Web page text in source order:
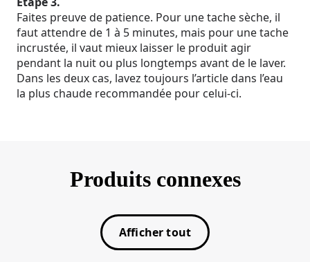
Faites preuve de patience. Pour une tache sèche, il
faut attendre de 1 à 5 minutes, mais pour une tache
incrustée, il vaut mieux laisser le produit agir
pendant la nuit ou plus longtemps avant de le laver.
Dans les deux cas, lavez toujours l’article dans l’eau
la plus chaude recommandée pour celui-ci.
Produits connexes
Afficher tout